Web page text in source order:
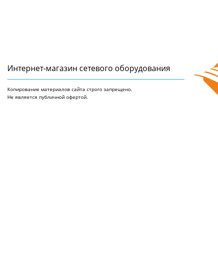
Интернет-магазин сетeвого оборудования
Копирование материалов сайта строго запрещено.
Не является публичной офертой.